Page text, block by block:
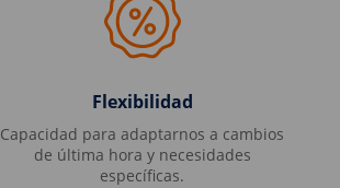
Flexibilidad
Capacidad para adaptarnos a cambios
de última hora y necesidades
específicas.